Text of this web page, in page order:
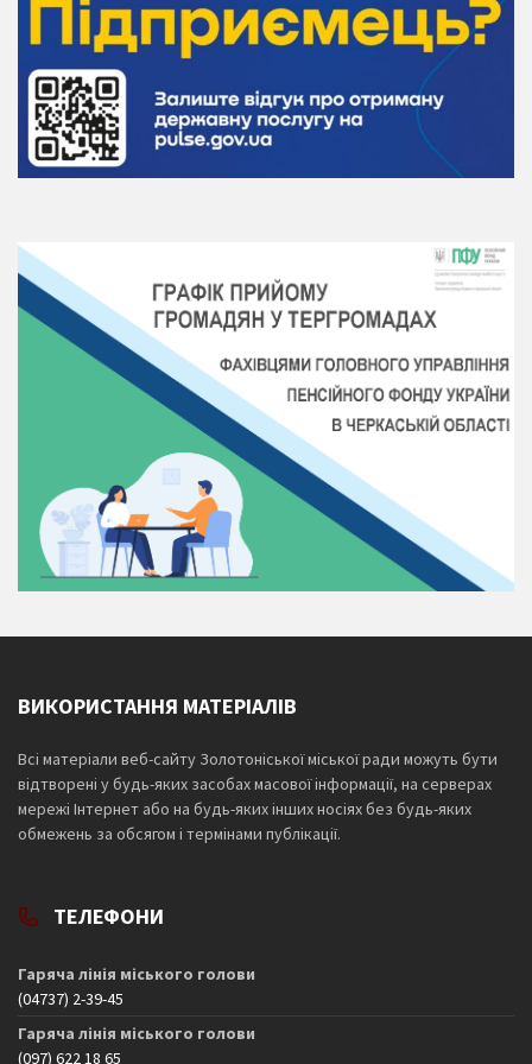
ВИКОРИСТАННЯ МАТЕРІАЛІВ
Всі матеріали веб-сайту Золотоніської міської ради можуть бути
відтворені у будь-яких засобах масової інформації, на серверах
мережі Інтернет або на будь-яких інших носіях без будь-яких
обмежень за обсягом і термінами публікації.
ТЕЛЕФОНИ
Гаряча лінія міського голови
(04737) 2-39-45
Гаряча лінія міського голови
(097) 622 18 65